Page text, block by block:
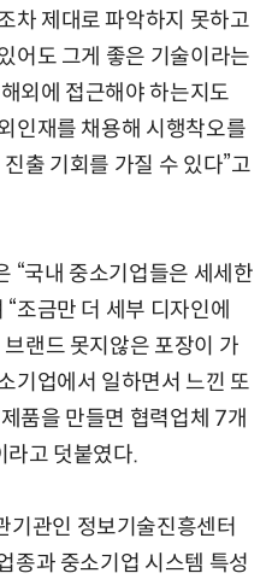
차 제대로 파악하지 못하고
어도 그게 좋은 기술이라는
외에 접근해야 하는지도
인재를 채용해 시행착오를
출 기회를 가질 수 있다”고
“국내 중소기업들은 세세한
조금만 더 세부 디자인에
랜드 못지않은 포장이 가
기업에서 일하면서 느낀 또
품을 만들면 협력업체 7개
라고 덧붙였다.
기관인 정보기술진흥센터
종과 중소기업 시스템 특성